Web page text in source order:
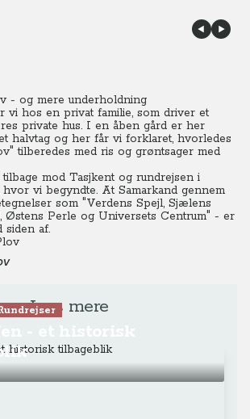
- og mere underholdning
vi hos en privat familie, som driver et
private hus. I en åben gård er her
halvtag og her får vi forklaret, hvorledes
tilberedes med ris og grøntsager med
mod Tasjkent og rundrejsen i
hvor vi begyndte. At Samarkand gennem
som "Verdens Spejl, Sjælens
Østens Perle og Universets Centrum" - er
siden af.
Læs mere